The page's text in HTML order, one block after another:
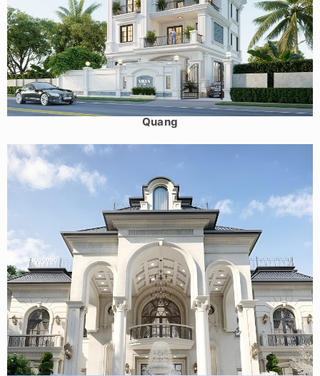
Mẫu biệt thự tân cổ điển 3 tầng mái thái 240m2 tại Tuyên
Quang
Mẫu biệt thự tân cổ điển 2 tầng kiểu Pháp 1000m2 đẳng
cấp tại Huế